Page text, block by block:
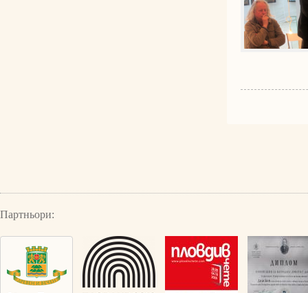
Партньори: